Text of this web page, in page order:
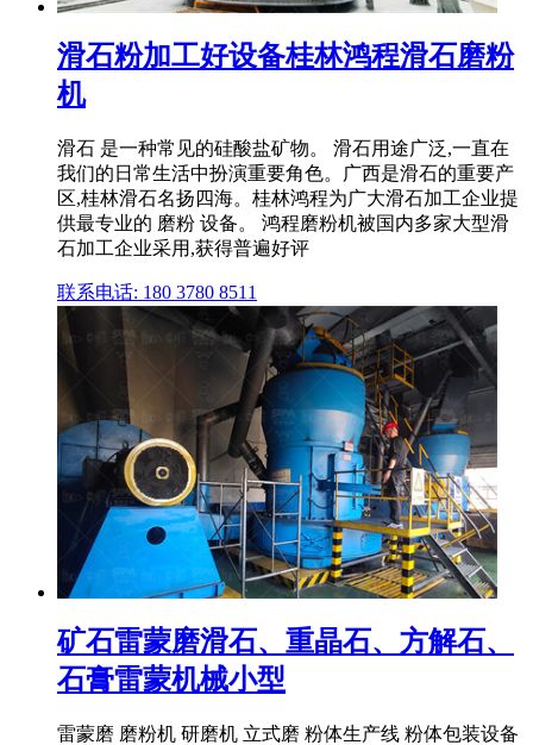
滑石粉加工好设备桂林鸿程滑石磨粉
机
滑石 是一种常见的硅酸盐矿物。 滑石用途广泛,一直在
我们的日常生活中扮演重要角色。广西是滑石的重要产
区,桂林滑石名扬四海。桂林鸿程为广大滑石加工企业提
供最专业的 磨粉 设备。 鸿程磨粉机被国内多家大型滑
石加工企业采用,获得普遍好评
联系电话: 180 3780 8511
矿石雷蒙磨滑石、重晶石、方解石、
石膏雷蒙机械小型
雷蒙磨 磨粉机 研磨机 立式磨 粉体生产线 粉体包装设备